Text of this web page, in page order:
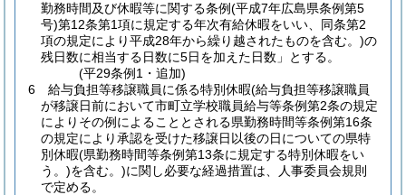
勤務時間及び休暇等に関する条例(平成7年広島県条例第5
号)第12条第1項に規定する年次有給休暇をいい、同条第2
項の規定により平成28年から繰り越されたものを含む。)の
残日数に相当する日数に5日を加えた日数」とする。
(平29条例1・追加)
6
給与負担等移譲職員に係る特別休暇(給与負担等移譲職員
が移譲日前において市町立学校職員給与等条例第2条の規定
によりその例によることとされる県勤務時間等条例第16条
の規定により承認を受けた移譲日以後の日についての県特
別休暇(県勤務時間等条例第13条に規定する特別休暇をい
う。)を含む。)に関し必要な経過措置は、人事委員会規則
で定める。